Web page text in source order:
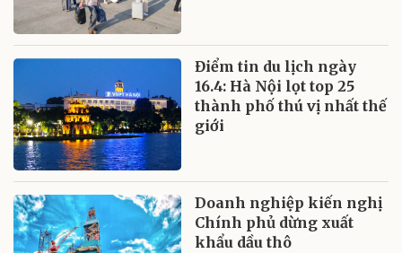
Điểm tin du lịch ngày
16.4: Hà Nội lọt top 25
thành phố thú vị nhất thế
giới
Doanh nghiệp kiến nghị
Chính phủ dừng xuất
khẩu dầu thô